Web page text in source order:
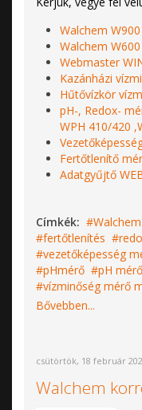
Walchem
Walchem
Webmaster
Kazánházi
Hűtővízkör
pH-, Redox-
WPH 410/420
Fertőtlenítő
Adatgyűjtő
Címkék: Walchem
fertőtlenítés
vezetőképesség
pHmérő
pH mérő
vízminőség mérő
Bővebben...
csütörtök, 18 február
Walchem